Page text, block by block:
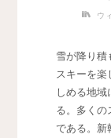
ウ
雪が降り積
スキーを楽
しめる地
る。多くの
である。新